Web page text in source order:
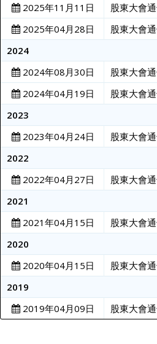
2025年11月11日
股東大會
2025年04月28日
股東大會
2024
2024年08月30日
股東大會
2024年04月19日
股東大會
2023
2023年04月24日
股東大會
2022
2022年04月27日
股東大會
2021
2021年04月15日
股東大會
2020
2020年04月15日
股東大會
2019
2019年04月09日
股東大會